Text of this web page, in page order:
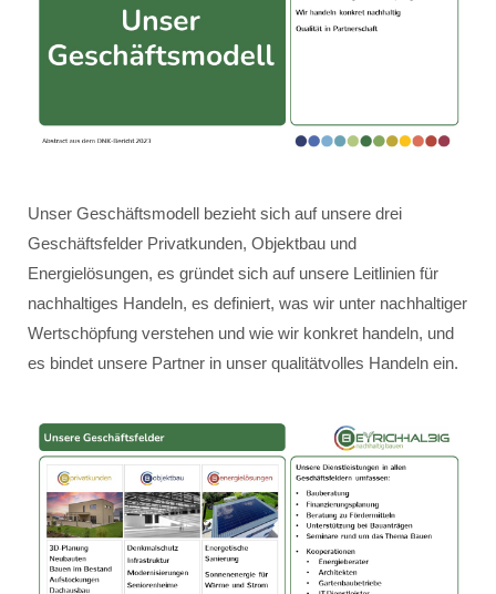
Unser Geschäftsmodell bezieht sich auf unsere drei
Geschäftsfelder Privatkunden, Objektbau und
Energielösungen, es gründet sich auf unsere Leitlinien für
nachhaltiges Handeln, es definiert, was wir unter nachhaltiger
Wertschöpfung verstehen und wie wir konkret handeln, und
es bindet unsere Partner in unser qualitätvolles Handeln ein.